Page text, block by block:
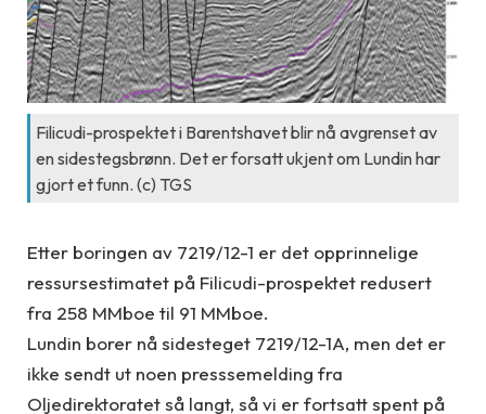
Filicudi-prospektet i Barentshavet blir nå avgrenset av
en sidestegsbrønn. Det er forsatt ukjent om Lundin har
gjort et funn. (c) TGS
Etter boringen av 7219/12-1 er det opprinnelige
ressursestimatet på Filicudi-prospektet redusert
fra 258 MMboe til 91 MMboe.
Lundin borer nå sidesteget 7219/12-1A, men det er
ikke sendt ut noen presssemelding fra
Oljedirektoratet så langt, så vi er fortsatt spent på